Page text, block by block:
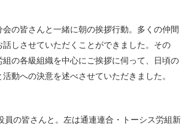
の皆さんと一緒に朝の挨拶行動。多くの仲間
しさせていただくことができました。その
の各級組織を中心にご挨拶に伺って、日頃の
動への決意を述べさせていただきました。
員の皆さんと。左は通連連合・トーシス労組新